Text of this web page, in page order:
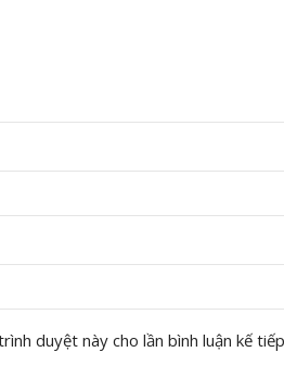
duyệt này cho lần bình luận kế